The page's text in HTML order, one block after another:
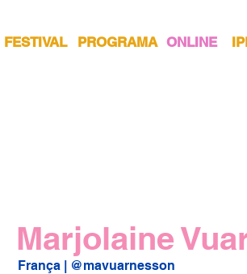
FESTIVAL PROGRAMA ONLINE
Marjolaine
França | @mavuarnesson